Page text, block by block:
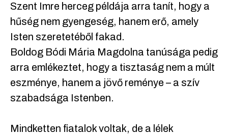
Szent Imre herceg példája arra tanít, hogy a
hűség nem gyengeség, hanem erő, amely
Isten szeretetéből fakad.
Boldog Bódi Mária Magdolna tanúsága pedig
arra emlékeztet, hogy a tisztaság nem a múlt
eszménye, hanem a jövő reménye – a szív
szabadsága Istenben.
Mindketten fiatalok voltak, de a lélek